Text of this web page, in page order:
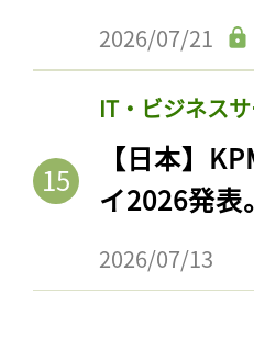
2026/07/21
IT・ビジネス
【日本】
イ2026発
2026/07/13